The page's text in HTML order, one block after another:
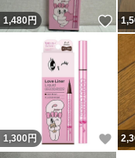
1,480円 い
1,300 円 い